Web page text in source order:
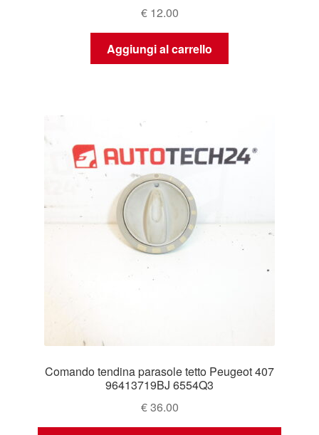
€12.00
Aggiungi al carrello
Comando tendina parasole tetto Peugeot 407
96413719BJ 6554Q3
€36.00